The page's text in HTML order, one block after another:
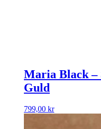
Maria Black –
Guld
799,00 kr